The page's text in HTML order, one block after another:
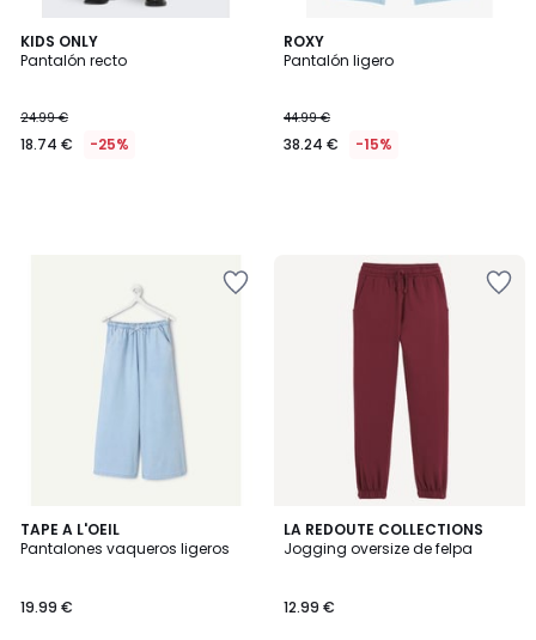
KIDS ONLY
Pantalón recto
24.99 €
18.74 € -25%
ROXY
Pantalón ligero
44.99 €
38.24 € -15%
TAPE A L'OEIL
Pantalones vaqueros ligeros
19.99 €
LA REDOUTE COLLECTIONS
Jogging oversize de felpa
12.99 €
4,9
/ 5
2
Colores